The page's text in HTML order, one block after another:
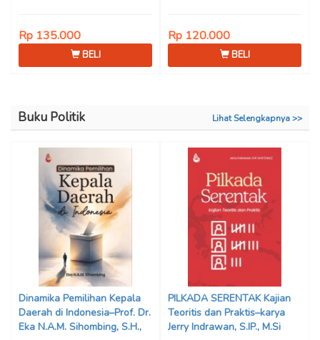
Adrenal Stezen, S.H., M.H.
Rp 135.000
BELI
Rp 120.000
BELI
Buku Politik Lihat Selengkapnya >>
Dinamika Pemilihan Kepala
Daerah di Indonesia–Prof. Dr.
Eka N.A.M. Sihombing, S.H.,
PILKADA SERENTAK Kajian
Teoritis dan Praktis–karya
Jerry Indrawan, S.IP., M.Si